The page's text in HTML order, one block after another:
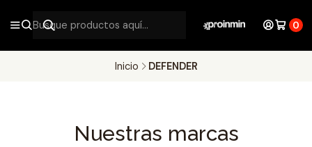
0
Inicio DEFENDER
Nuestras marcas